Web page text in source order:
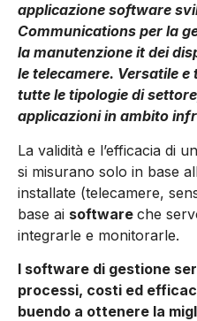
applicazione software
Communications per la
la manutenzione it dei
le telecamere. Versatile
tutte le tipologie di
applicazioni in ambito
La validità e l’efficacia di
si mi­surano solo in base
installate (telecame­re,
base ai software che
integrarle e monitorarle.
I software di gestione
processi, costi ed
buendo a ottenere la